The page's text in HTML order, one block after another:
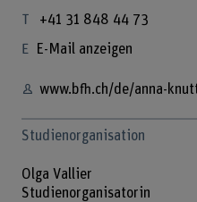
+41 31 848 44 73
E-Mail anzeigen
www.bfh.ch/de/anna-
Studienorganisation
Olga Vallier
Studienorganisatorin